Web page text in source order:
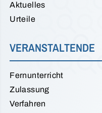
Aktuelles
Urteile
VERANSTALTENDE
Fernunterricht
Zulassung
Verfahren